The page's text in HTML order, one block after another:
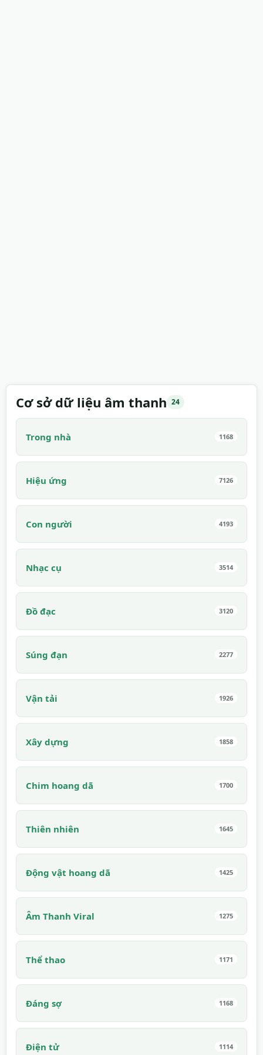
Cơ sở dữ liệu âm thanh 24
Trong nhà 1168
Hiệu ứng 7126
Con người 4193
Nhạc cụ 3514
Đồ đạc 3120
Súng đạn 2277
Vận tải 1926
Xây dựng 1858
Chim hoang dã 1700
Thiên nhiên 1645
Động vật hoang dã 1425
Âm Thanh Viral 1275
Thể thao 1171
Đáng sợ 1168
Điện tử 1114